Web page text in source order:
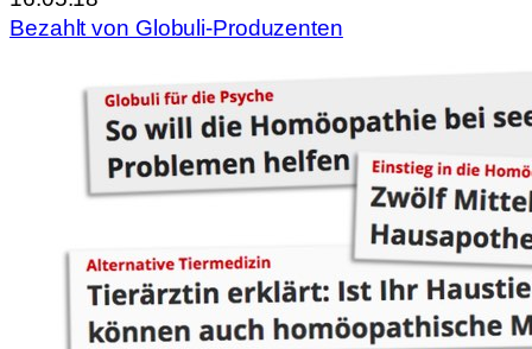
Bezahlt von Globuli-Produzenten